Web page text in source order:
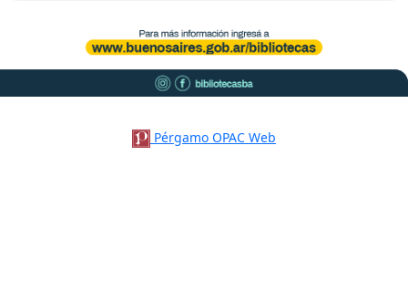
Pérgamo OPAC Web